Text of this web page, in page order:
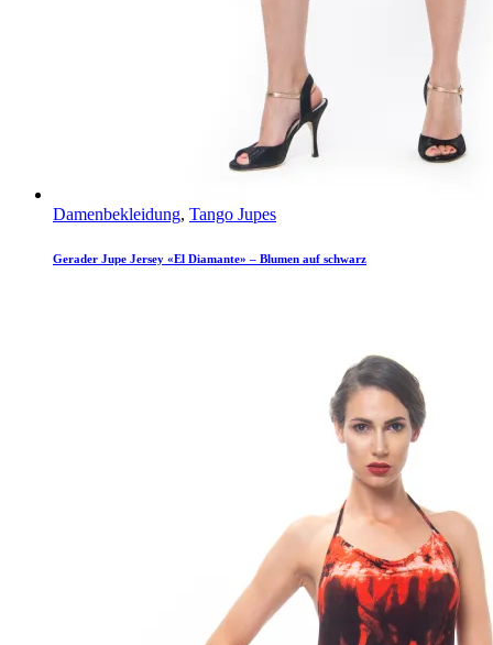
Damenbekleidung, Tango Jupes
Gerader Jupe Jersey «El Diamante» – Blumen auf schwarz